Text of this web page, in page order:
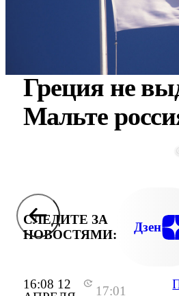
16:08 12
17:01
Греция не
Мальте
СЛЕДИТЕ ЗА
НОВОСТЯМИ:
Дзен